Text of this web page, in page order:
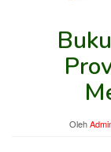
Oleh